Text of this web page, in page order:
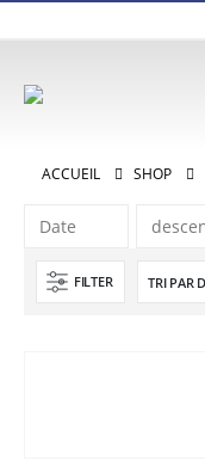
ACCUEIL SHOP
FILTER